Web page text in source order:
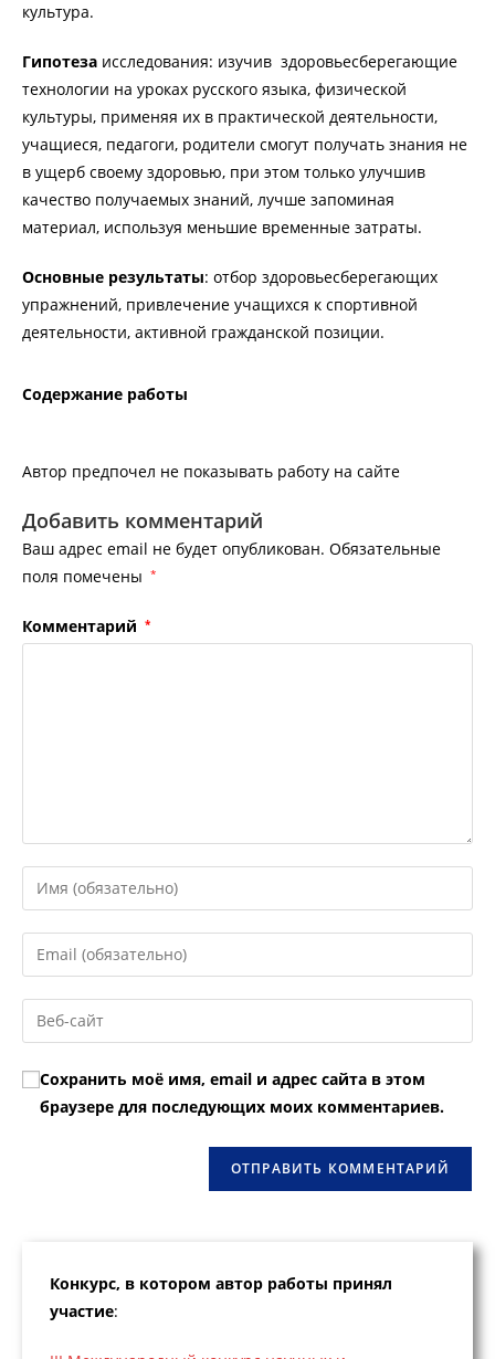
культура.
Гипотеза исследования: изучив здоровьесберегающие
технологии на уроках русского языка, физической
культуры, применяя их в практической деятельности,
учащиеся, педагоги, родители смогут получать знания не
в ущерб своему здоровью, при этом только улучшив
качество получаемых знаний, лучше запоминая
материал, используя меньшие временные затраты.
Основные результаты: отбор здоровьесберегающих
упражнений, привлечение учащихся к спортивной
деятельности, активной гражданской позиции.
Содержание работы
Автор предпочел не показывать работу на сайте
Добавить комментарий
Ваш адрес email не будет опубликован. Обязательные
поля помечены *
Комментарий *
Введите
свое
имя
или
пользователя,
чтобы
прокомментировать
Введите
свой
email-
адрес,
прокомментировать
Введите
URL
вашего
веб-
сайта
Сохранить моё имя, email и адрес сайта в этом
браузере для последующих моих комментариев.
Конкурс, в котором автор работы принял
участие: